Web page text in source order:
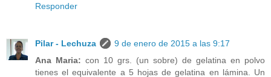
Responder
Pilar - Lechuza
9 de enero de 2015 a las 9:17
Ana Maria: con 10 grs. (un sobre) de gelatina en polvo
tienes el equivalente a 5 hojas de gelatina en lámina. Un